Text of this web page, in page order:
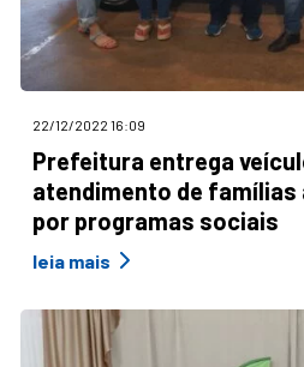
22/12/2022 16:09
Prefeitura entrega
atendimento de famílias
por programas sociais
leia mais